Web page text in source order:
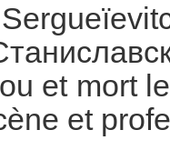
et mort
et